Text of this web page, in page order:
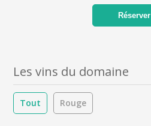
Réserver
Les vins du domaine
Tout Rouge